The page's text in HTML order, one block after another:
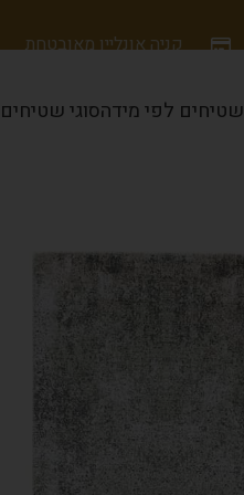
קניה אונליין מאובטחת
שטיחים לפי מידהסוגי שטיחים